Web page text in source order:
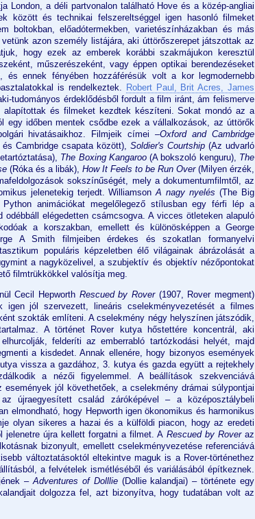
London, a déli partvonalon található Hove és a közép-angliai
között és technikai felszereltséggel igen hasonló filmeket
boltokban, előadótermekben, varietészínházakban és más
azon személy listájára, aki úttörőszerepet játszottak az
hogy ezek az emberek korábbi szakmájukon keresztül
műszerészeként, vagy éppen optikai berendezéseket
és ennek fényében hozzáférésük volt a kor legmodernebb
is rendelkeztek. Robert Paul, Brit Acres, James
tudományos érdeklődésből fordult a film iránt, ám felismerve
alapítottak és filmeket kezdtek készíteni. Sokat mondó az a
egy időben mentek csődbe ezek a vállalkozások, az úttörők
hivatásaikhoz. Filmjeik címei –Oxford and Cambridge
Cambridge csapata között), Soldier's Courtship (Az udvarló
The Boxing Kangaroo(A bokszoló kenguru), The
(Róka és a libák), How It Feels to be Run Over (Milyen érzék,
sokszínűségét, mely a dokumentumfilmtől, az
jelenetekig terjedt. WilliamsonA nagy nyelés (The Big
animációkat megelőlegező stílusban egy férfi lép a
odébbáll elégedetten csámcsogva. A vicces ötleteken alapuló
a korszakban, emellett és különösképpen a George
A Smith filmjeiben érdekes és szokatlan formanyelvi
populáris képzeletben élő világainak ábrázolását a
a nagyközelivel, a szubjektív és objektív nézőpontokat
filmtrükkökkel valósítja meg.
Cecil Hepworth Rescued by Rover(1907, Rover megment)
jól szervezett, lineáris cselekményvezetését a filmes
szokták említeni. A cselekmény négy helyszínen játszódik,
A történet Rover kutya hőstettére koncentrál, aki
felderíti az emberrabló tartózkodási helyét, majd
a kisdedet. Annak ellenére, hogy bizonyos események
vissza a gazdához, 3. kutya és gazda együtt a rejtekhely
a nézői figyelemmel. A beállítások szekvenciává
jól követhetőek, a cselekmény drámai súlypontjai
újraegyesített család záróképével – a középosztálybeli
elmondható, hogy Hepworth igen ökonomikus és harmonikus
olyan sikeres a hazai és a külföldi piacon, hogy az eredeti
jelenetre újra kellett forgatni a filmet. A Rescued by Roveraz
bizonyult, emellett cselekményvezetése referenciává
változtatásoktól eltekintve maguk is a Rover-történethez
a felvételek ismétléséből és variálásából építkeznek.
–Adventures of Dolllie(Dollie kalandjai) – története egy
dolgozza fel, azt bizonyítva, hogy tudatában volt az